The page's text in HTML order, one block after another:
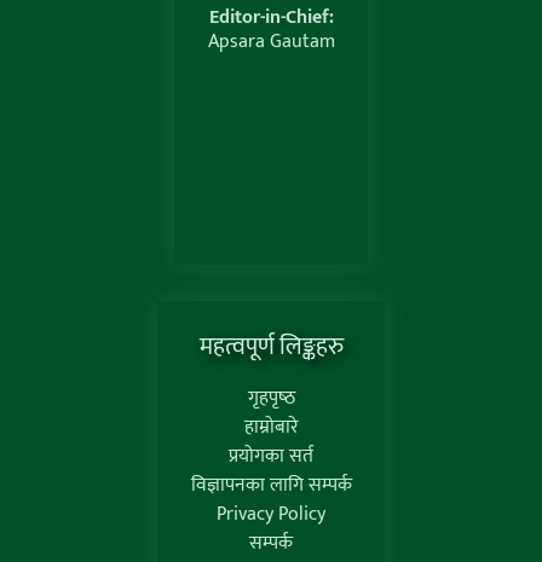
Editor-in-Chief:
Apsara Gautam
महत्वपूर्ण लिङ्कहरु
गृहपृष्‍ठ
हाम्रोबारे
प्रयोगका सर्त
विज्ञापनका लागि सम्पर्क
Privacy Policy
सम्पर्क